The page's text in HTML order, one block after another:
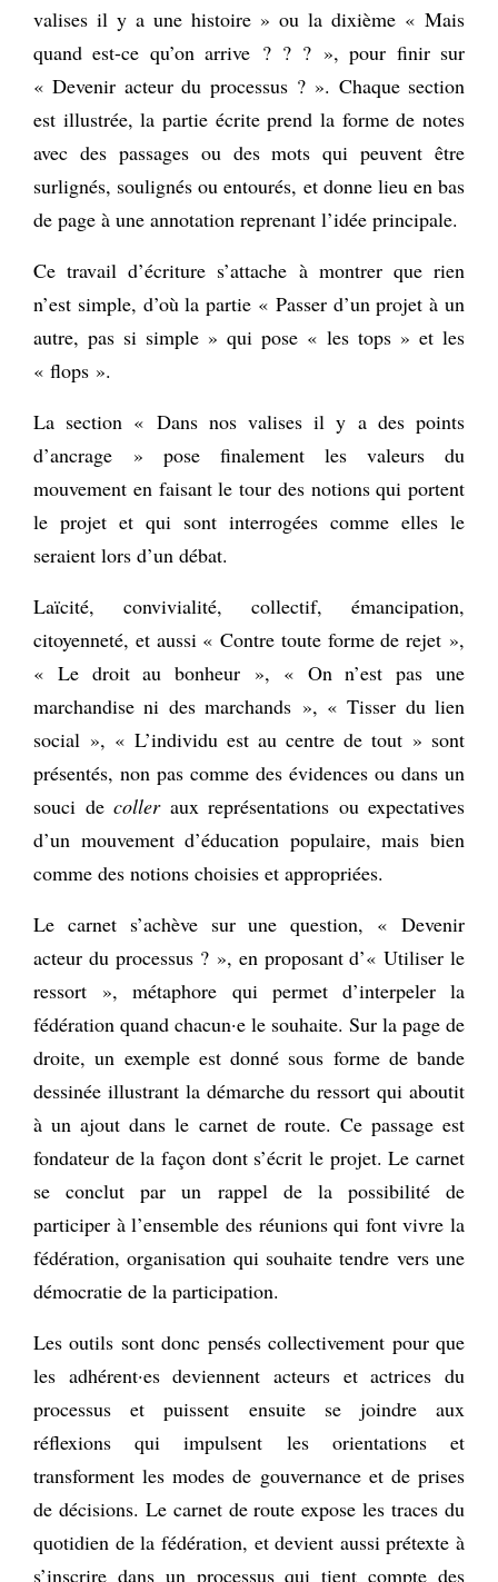
valises il y a une histoire » ou la dixième « Mais
quand est-ce qu’on arrive ? ? ? », pour finir sur
« Devenir acteur du processus ? ». Chaque section
est illustrée, la partie écrite prend la forme de notes
avec des passages ou des mots qui peuvent être
surlignés, soulignés ou entourés, et donne lieu en bas
de page à une annotation reprenant l’idée principale.
Ce travail d’écriture s’attache à montrer que rien
n’est simple, d’où la partie « Passer d’un projet à un
autre, pas si simple » qui pose « les tops » et les
« flops ».
La section « Dans nos valises il y a des points
d’ancrage » pose finalement les valeurs du
mouvement en faisant le tour des notions qui portent
le projet et qui sont interrogées comme elles le
seraient lors d’un débat.
Laïcité, convivialité, collectif, émancipation,
citoyenneté, et aussi « Contre toute forme de rejet »,
« Le droit au bonheur », « On n’est pas une
marchandise ni des marchands », « Tisser du lien
social », « L’individu est au centre de tout » sont
présentés, non pas comme des évidences ou dans un
souci de colleraux représentations ou expectatives
d’un mouvement d’éducation populaire, mais bien
comme des notions choisies et appropriées.
Le carnet s’achève sur une question, « Devenir
acteur du processus ? », en proposant d’« Utiliser le
ressort », métaphore qui permet d’interpeler la
fédération quand chacun·e le souhaite. Sur la page de
droite, un exemple est donné sous forme de bande
dessinée illustrant la démarche du ressort qui aboutit
à un ajout dans le carnet de route. Ce passage est
fondateur de la façon dont s’écrit le projet. Le carnet
se conclut par un rappel de la possibilité de
participer à l’ensemble des réunions qui font vivre la
fédération, organisation qui souhaite tendre vers une
démocratie de la participation.
Les outils sont donc pensés collectivement pour que
les adhérent·es deviennent acteurs et actrices du
processus et puissent ensuite se joindre aux
réflexions qui impulsent les orientations et
transforment les modes de gouvernance et de prises
de décisions. Le carnet de route expose les traces du
quotidien de la fédération, et devient aussi prétexte à
s’inscrire dans un processus qui tient compte des